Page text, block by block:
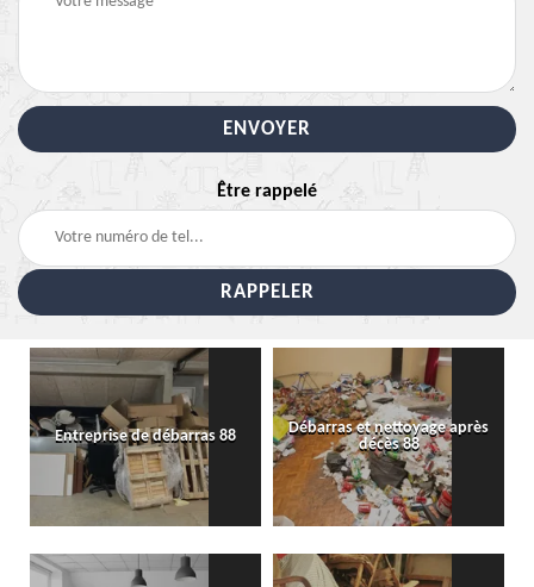
Être rappelé
Entreprise de débarras 88
Débarras et nettoyage après
décès 88